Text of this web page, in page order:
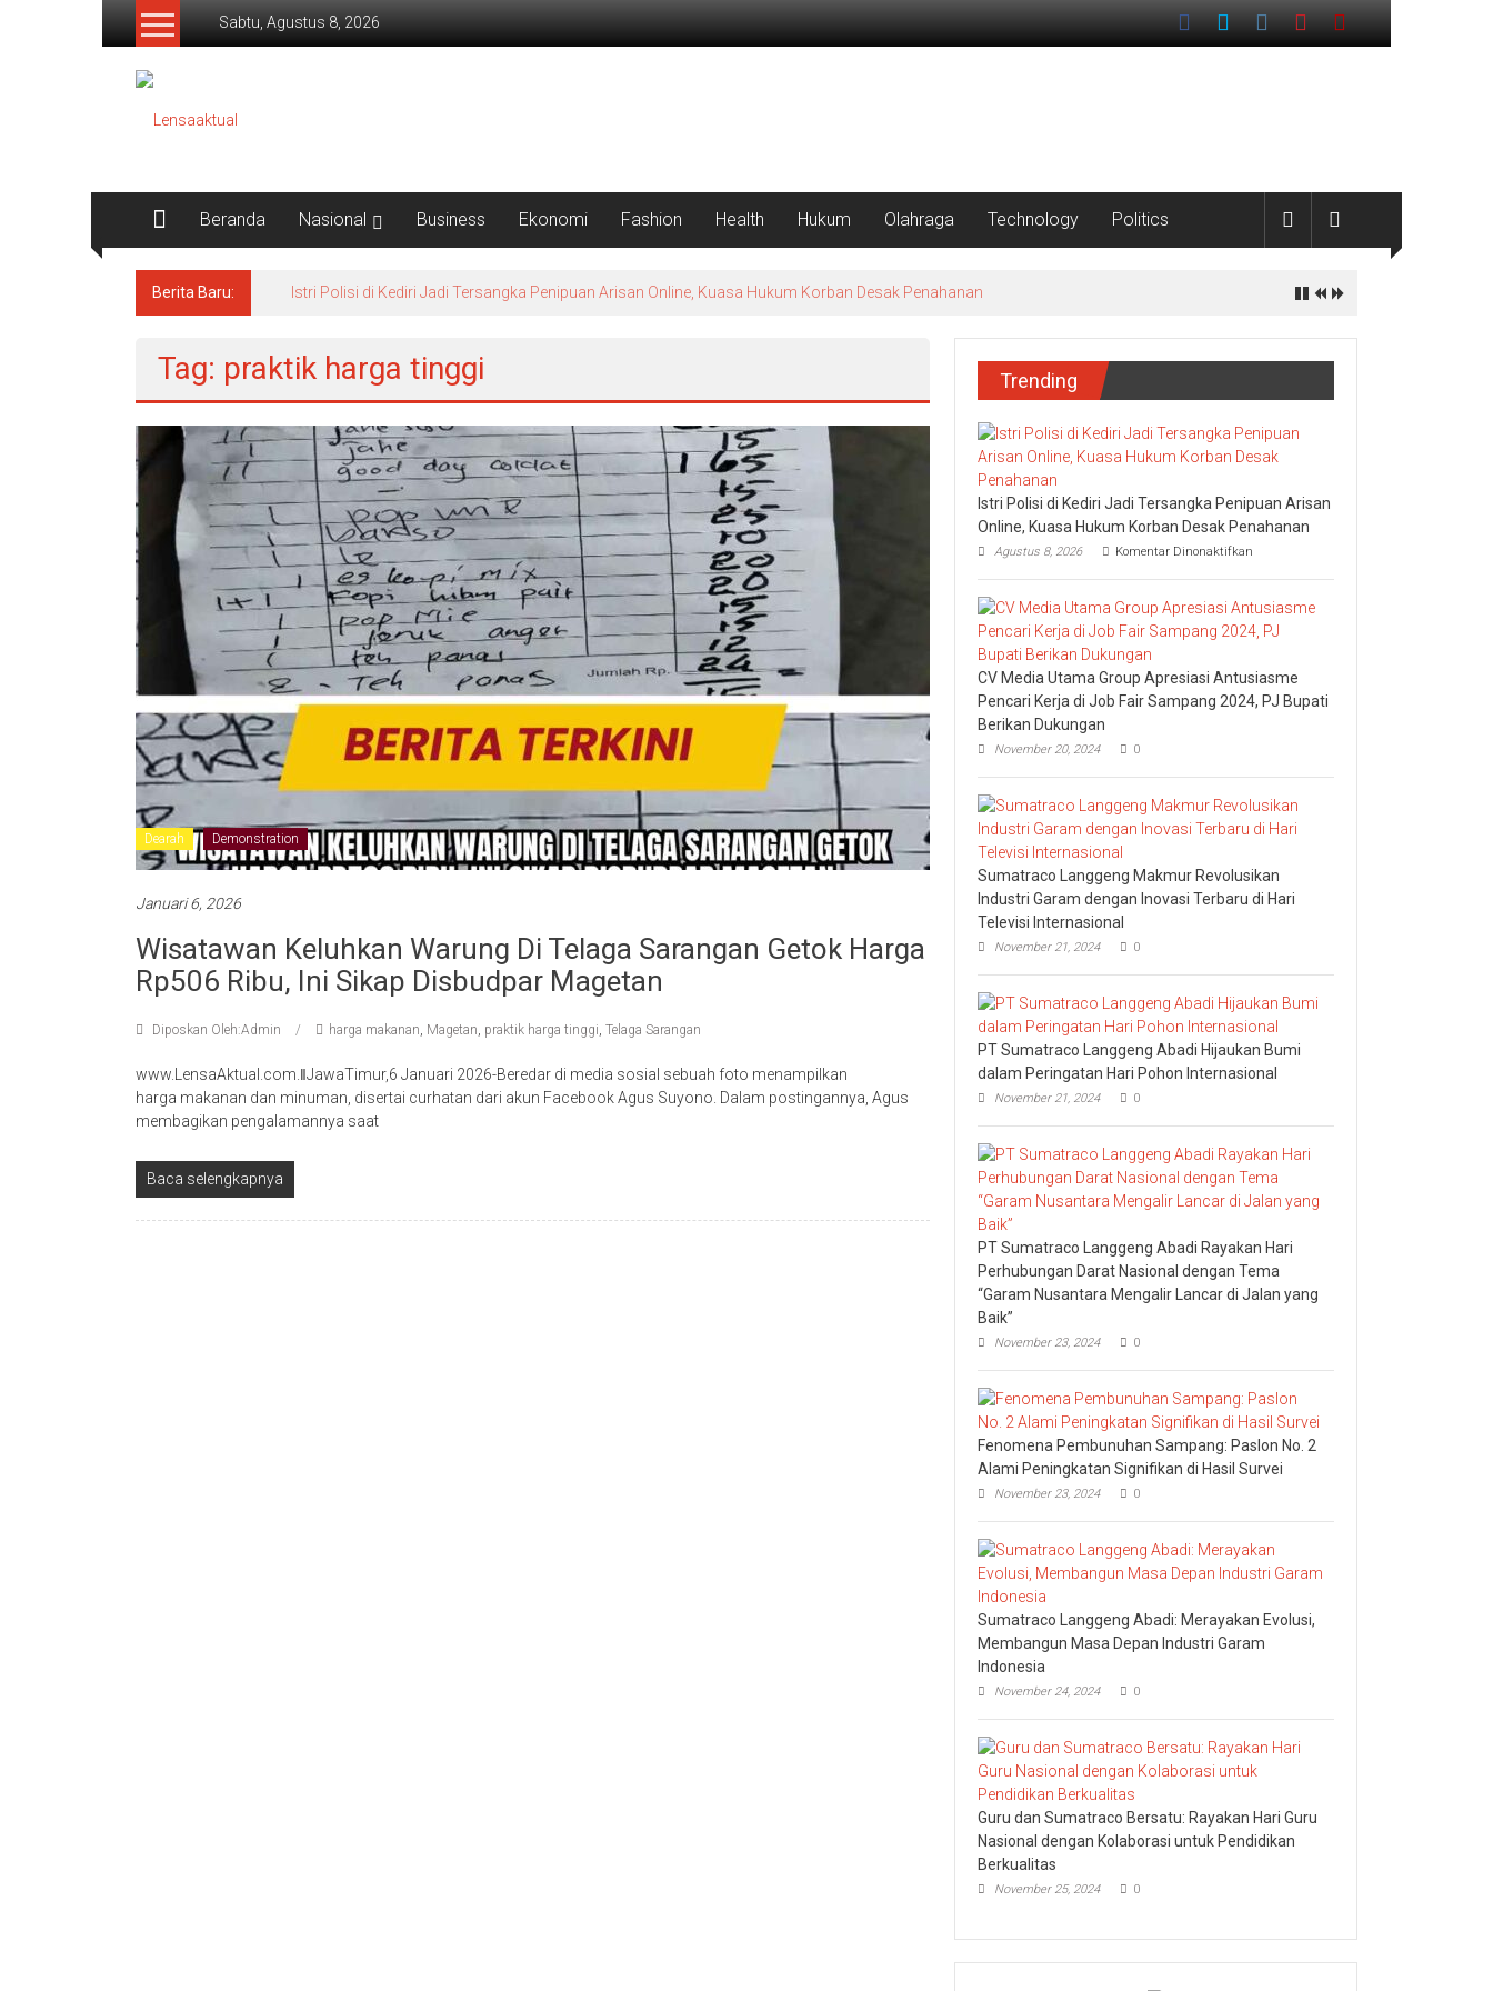
Lompat
Sabtu, Agustus 8, 2026
Lensaaktual
Beranda Nasional Business Ekonomi Fashion Health Hukum Olahraga Technology Politics
Berita Baru: Istri Polisi di Kediri Jadi Tersangka Penipuan Arisan Online, Kuasa Hukum Korban Desak Penahanan
Tag: praktik harga tinggi
Dearah Demonstration
Januari 6, 2026
Wisatawan Keluhkan Warung Di Telaga Sarangan Getok Harga
Rp506 Ribu, Ini Sikap Disbudpar Magetan
Diposkan Oleh:Admin harga makanan, Magetan, praktik harga tinggi, Telaga Sarangan
www.LensaAktual.com.ǁJawaTimur,6 Januari 2026-Beredar di media sosial sebuah foto menampilkan
harga makanan dan minuman, disertai curhatan dari akun Facebook Agus Suyono. Dalam postingannya, Agus
membagikan pengalamannya saat
Baca selengkapnya
Trending
Istri Polisi di Kediri Jadi Tersangka Penipuan Arisan
Online, Kuasa Hukum Korban Desak Penahanan
Agustus 8, 2026 Komentar Dinonaktifkan
Polisi
Kediri
Jadi
Penipuan
Online,
Desak
CV Media Utama Group Apresiasi Antusiasme
Pencari Kerja di Job Fair Sampang 2024, PJ Bupati
Berikan Dukungan
November 20, 2024 0
Sumatraco Langgeng Makmur Revolusikan
Industri Garam dengan Inovasi Terbaru di Hari
Televisi Internasional
November 21, 2024 0
PT Sumatraco Langgeng Abadi Hijaukan Bumi
dalam Peringatan Hari Pohon Internasional
November 21, 2024 0
PT Sumatraco Langgeng Abadi Rayakan Hari
Perhubungan Darat Nasional dengan Tema
“Garam Nusantara Mengalir Lancar di Jalan yang
Baik”
November 23, 2024 0
Fenomena Pembunuhan Sampang: Paslon No. 2
Alami Peningkatan Signifikan di Hasil Survei
November 23, 2024 0
Sumatraco Langgeng Abadi: Merayakan Evolusi,
Membangun Masa Depan Industri Garam
Indonesia
November 24, 2024 0
Guru dan Sumatraco Bersatu: Rayakan Hari Guru
Nasional dengan Kolaborasi untuk Pendidikan
Berkualitas
November 25, 2024 0